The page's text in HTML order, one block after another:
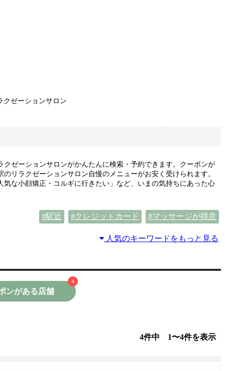
クゼーションサロン
ゼーションサロンがかんたんに検索・予約できます。クーポンが
リラクゼーションサロン自慢のメニューがお安く受けられます。
な小顔矯正・コルギに行きたい」など、いまの気持ちにあった心
駅近 クレジットカード マッサージが得意
人気のキーワードをもっと見る
ンがある店舗
4
4件中 1〜4件を表示